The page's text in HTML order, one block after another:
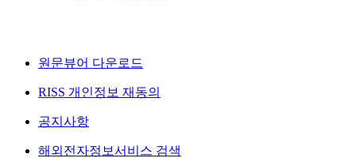
원문뷰어 다운로드
RISS 개인정보 재동의
공지사항
해외전자정보서비스 검색